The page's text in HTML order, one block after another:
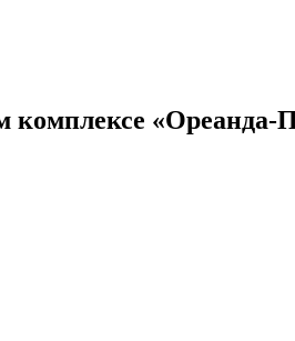
«Ореанда-